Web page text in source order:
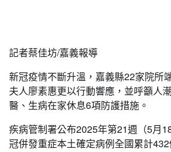
記者蔡佳坊/嘉義報導
新冠疫情不斷升溫，嘉義縣22家院所
夫人廖素惠更以行動響應，並呼籲人
醫、生病在家休息6項防護措施。
疾病管制署公布2025年第21週（5月
冠併發重症本土確定病例全國累計